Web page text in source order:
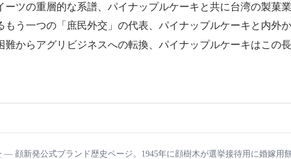
ツの重層的な系譜、パイナップルケーキと共に台湾の製菓
う一つの「庶民外交」の代表、パイナップルケーキと内外
からアグリビジネスへの転換、パイナップルケーキはこの
— 顔新発公式ブランド歴史ページ。1945年に顔樹木が選挙接待用に婚嫁用